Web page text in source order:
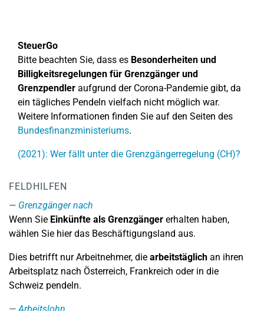
SteuerGo
Bitte beachten Sie, dass es Besonderheiten und
Billigkeitsregelungen für Grenzgänger und
Grenzpendler aufgrund der Corona-Pandemie gibt, da
ein tägliches Pendeln vielfach nicht möglich war.
Weitere Informationen finden Sie auf den Seiten des
Bundesfinanzministeriums.
(2021): Wer fällt unter die Grenzgängerregelung (CH)?
FELDHILFEN
Grenzgänger nach
Wenn Sie Einkünfte als Grenzgänger erhalten haben,
wählen Sie hier das Beschäftigungsland aus.
Dies betrifft nur Arbeitnehmer, die arbeitstäglich an ihren
Arbeitsplatz nach Österreich, Frankreich oder in die
Schweiz pendeln.